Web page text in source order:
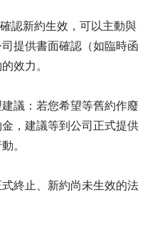
認新約生效，可以主動與
提供書面確認（如臨時函
效力。
議：若您希望等舊約作廢
，建議等到公司正式提供
。
終止、新約尚未生效的法